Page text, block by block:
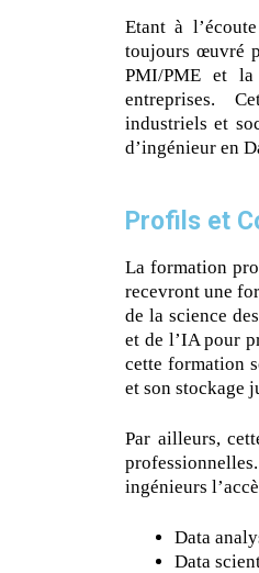
Etant à
toujours œuvré
PMI/PME et la
entreprises.
industriels et
d’ingénieur en
Profils et
La formation
recevront une
de la science
et de l’IA pour
cette formation
et son stockage
Par ailleurs,
ingénieurs
Data
Data